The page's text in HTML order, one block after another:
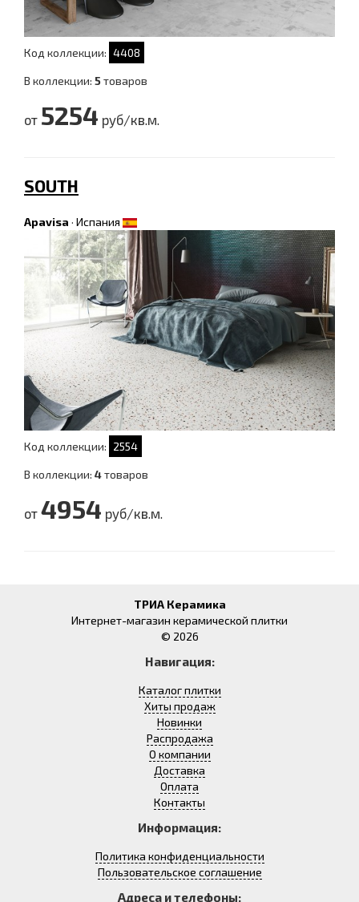
Код коллекции: 4408
В коллекции: 5товаров
от 5254 руб/кв.м.
SOUTH
Apavisa · Испания
Код коллекции: 2554
В коллекции: 4товаров
от 4954 руб/кв.м.
ТРИА Керамика
Интернет-магазин керамической плитки
© 2026
Навигация:
Каталог плитки
Хиты продаж
Новинки
Распродажа
О компании
Доставка
Оплата
Контакты
Информация:
Политика конфиденциальности
Пользовательское соглашение
Адреса и телефоны: